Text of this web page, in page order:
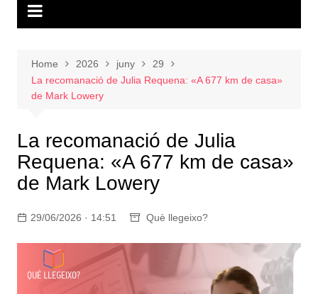
Home 2026 juny
29
La recomanació de Julia Requena: «A 677 km de casa»
de Mark Lowery
La recomanació de Julia
Requena: «A 677 km de casa»
de Mark Lowery
29/06/2026 · 14:51 Què llegeixo?